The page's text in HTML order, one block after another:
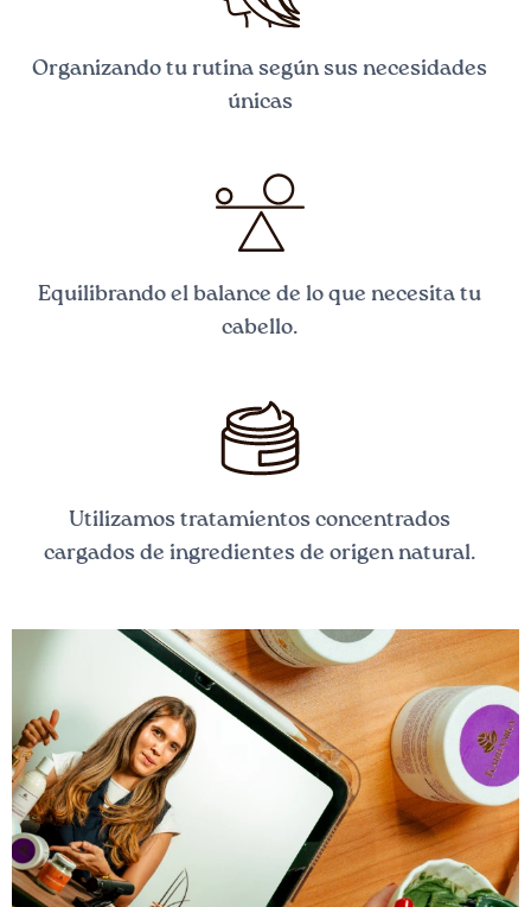
Organizando tu rutina según sus necesidades
únicas
Equilibrando el balance de lo que necesita tu
cabello.
Utilizamos tratamientos concentrados
cargados de ingredientes de origen natural.